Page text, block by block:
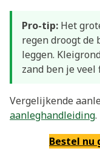
Pro-tip: Het
regen droogt de
leggen.
zand ben je
Vergelijkende
aanleghandleiding.
Bestel nu